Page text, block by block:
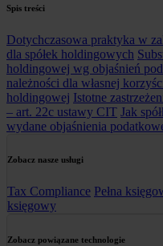
Spis treści
Dotychczasowa praktyka w
dla spółek holdingowych
holdingowej wg objaśnień
należności dla własnej
holdingowej Istotne
– art. 22c ustawy CIT Jak
wydane objaśnienia
Zobacz nasze usługi
Tax Compliance Pełna
księgowy
Zobacz powiązane technologie